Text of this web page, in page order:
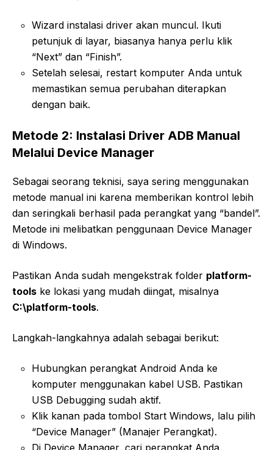
Wizard instalasi driver akan muncul. Ikuti
petunjuk di layar, biasanya hanya perlu klik
“Next” dan “Finish”.
Setelah selesai, restart komputer Anda untuk
memastikan semua perubahan diterapkan
dengan baik.
Metode 2: Instalasi Driver ADB Manual
Melalui Device Manager
Sebagai seorang teknisi, saya sering menggunakan
metode manual ini karena memberikan kontrol lebih
dan seringkali berhasil pada perangkat yang “bandel”.
Metode ini melibatkan penggunaan Device Manager
di Windows.
Pastikan Anda sudah mengekstrak folder platform-
tools ke lokasi yang mudah diingat, misalnya
C:\platform-tools.
Langkah-langkahnya adalah sebagai berikut:
Hubungkan perangkat Android Anda ke
komputer menggunakan kabel USB. Pastikan
USB Debugging sudah aktif.
Klik kanan pada tombol Start Windows, lalu pilih
“Device Manager” (Manajer Perangkat).
Di Device Manager, cari perangkat Anda.